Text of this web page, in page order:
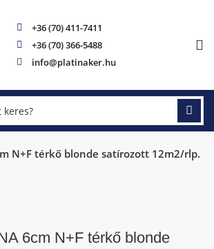
+36 (70) 411-7411
+36 (70) 366-5488
info@platinaker.hu
N+F térkő blonde satírozott 12m2/rlp.
6cm N+F térkő blonde